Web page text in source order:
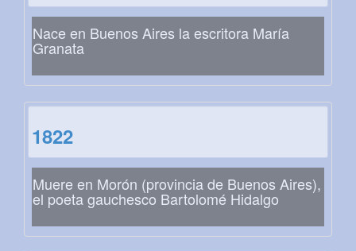
Nace en Buenos Aires la escritora María
Granata
1822
Muere en Morón (provincia de Buenos Aires),
el poeta gauchesco Bartolomé Hidalgo